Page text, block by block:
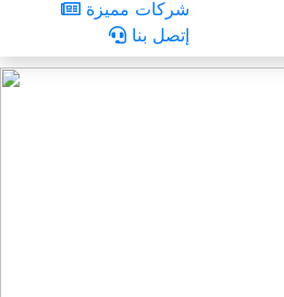
شركات مميزة
إتصل بنا